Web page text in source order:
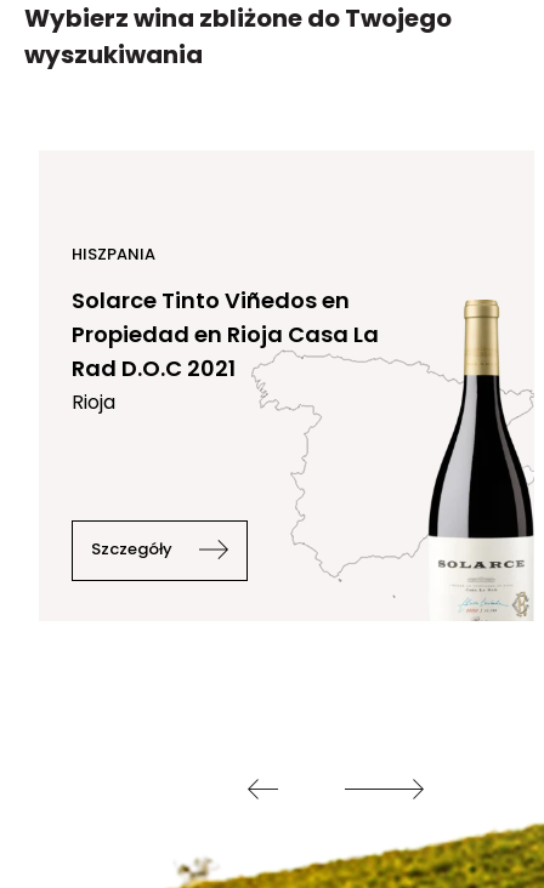
Wybierz wina zbliżonedo Twojego
wyszukiwania
HISZPANIA
Solarce Tinto Viñedos en
Propiedad en Rioja Casa La
Rad D.O.C 2021
Rioja
Szczegóły